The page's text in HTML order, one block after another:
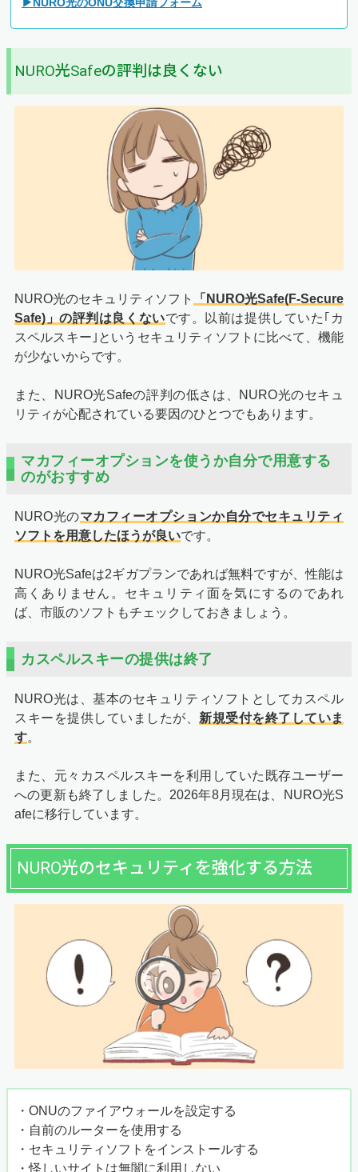
NURO光Safeの評判は良くない
NURO光のセキュリティソフト
「NURO光Safe(F-Secure
Safe)」の評判は良くないです。以前は提供していた｢カ
スペルスキー｣というセキュリティソフトに比べて、機能
が少ないからです。
また、NURO光Safeの評判の低さは、NURO光のセキュ
リティが心配されている要因のひとつでもあります。
マカフィーオプションを使うか自分で用意する
のがおすすめ
NURO光のマカフィーオプションか自分でセキュリティ
ソフトを用意したほうが良いです。
NURO光Safeは2ギガプランであれば無料ですが、性能は
高くありません。セキュリティ面を気にするのであれ
ば、市販のソフトもチェックしておきましょう。
カスペルスキーの提供は終了
NURO光は、基本のセキュリティソフトとしてカスペル
スキーを提供していましたが、 新規受付を終了していま
す。
また、元々カスペルスキーを利用していた既存ユーザー
への更新も終了しました。2026年8月現在は、NURO光S
afeに移行しています。
NURO光のセキュリティを強化する方法
・ONUのファイアウォールを設定する
・自前のルーターを使用する
・セキュリティソフトをインストールする
・怪しいサイトは無闇に利用しない